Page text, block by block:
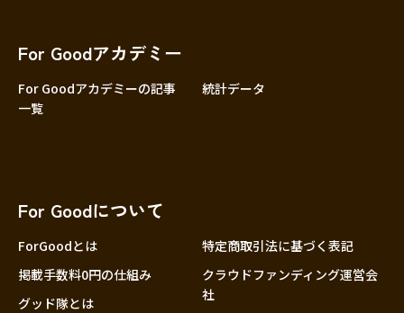
For Goodアカデミー
For Goodアカデミーの記事
一覧
統計データ
For Goodについて
ForGoodとは
掲載手数料0円の仕組み
グッド隊とは
特定商取引法に基づく表記
クラウドファンディング運営会
社